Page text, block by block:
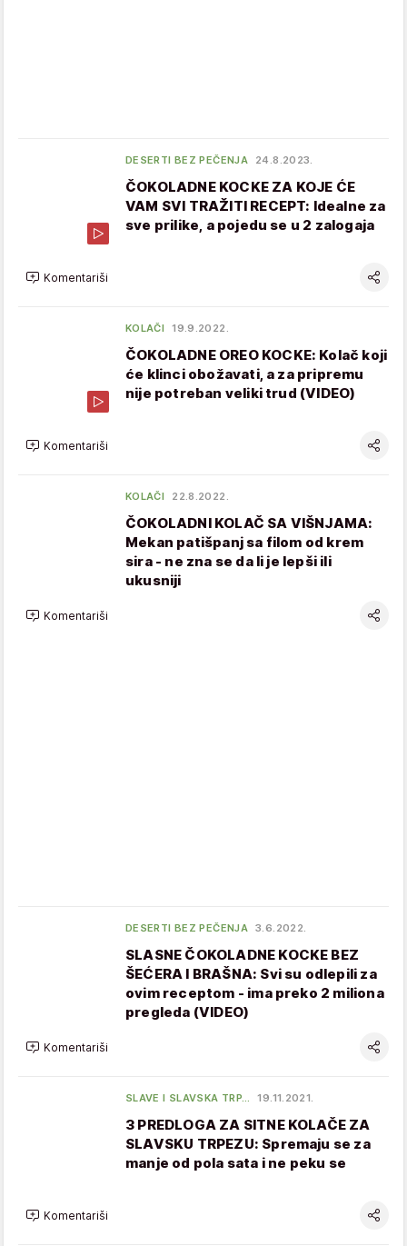
DESERTI BEZ PEČENJA 24.8.2023.
ČOKOLADNE KOCKE ZA KOJE ĆE
VAM SVI TRAŽITI RECEPT: Idealne za
sve prilike, a pojedu se u 2 zalogaja
Komentariši
KOLAČI 19.9.2022.
ČOKOLADNE OREO KOCKE: Kolač koji
će klinci obožavati, a za pripremu
nije potreban veliki trud (VIDEO)
Komentariši
KOLAČI 22.8.2022.
ČOKOLADNI KOLAČ SA VIŠNJAMA:
Mekan patišpanj sa filom od krem
sira - ne zna se da li je lepši ili
ukusniji
Komentariši
DESERTI BEZ PEČENJA 3.6.2022.
SLASNE ČOKOLADNE KOCKE BEZ
ŠEĆERA I BRAŠNA: Svi su odlepili za
ovim receptom - ima preko 2 miliona
pregleda (VIDEO)
Komentariši
SLAVE I SLAVSKA TRP… 19.11.2021.
3 PREDLOGA ZA SITNE KOLAČE ZA
SLAVSKU TRPEZU: Spremaju se za
manje od pola sata i ne peku se
Komentariši